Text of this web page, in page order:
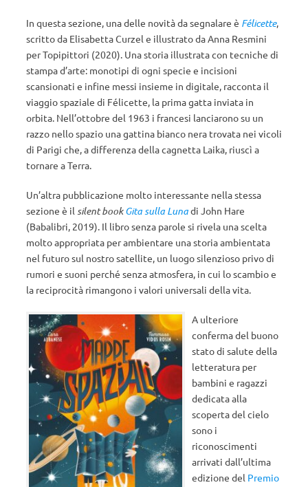
In questa sezione, una delle novità da segnalare è Félicette,
scritto da Elisabetta Curzel e illustrato da Anna Resmini
per Topipittori (2020). Una storia illustrata con tecniche di
stampa d’arte: monotipi di ogni specie e incisioni
scansionati e infine messi insieme in digitale, racconta il
viaggio spaziale di Félicette, la prima gatta inviata in
orbita. Nell’ottobre del 1963 i francesi lanciarono su un
razzo nello spazio una gattina bianco nera trovata nei vicoli
di Parigi che, a differenza della cagnetta Laika, riuscì a
tornare a Terra.
Un’altra pubblicazione molto interessante nella stessa
sezione è il silent book Gita sulla Lunadi John Hare
(Babalibri, 2019). Il libro senza parole si rivela una scelta
molto appropriata per ambientare una storia ambientata
nel futuro sul nostro satellite, un luogo silenzioso privo di
rumori e suoni perché senza atmosfera, in cui lo scambio e
la reciprocità rimangono i valori universali della vita.
A ulteriore
conferma del buono
stato di salute della
letteratura per
bambini e ragazzi
dedicata alla
scoperta del cielo
sono i
riconoscimenti
arrivati dall’ultima
edizione del Premio